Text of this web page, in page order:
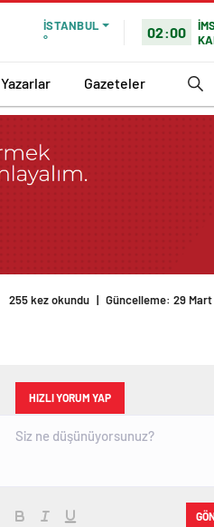
İSTANBUL
°
02:00
Yazarlar Gazeteler
255 kez okundu | Güncelleme: 29 Mart
HIZLI YORUM YAP